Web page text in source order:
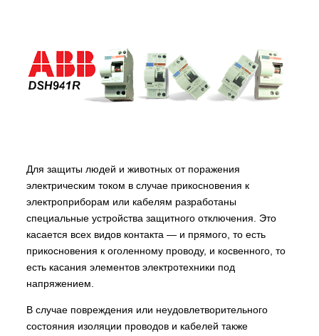
Для защиты людей и животных от поражения
электрическим током в случае прикосновения к
электроприборам или кабелям разработаны
специальные устройства защитного отключения. Это
касается всех видов контакта — и прямого, то есть
прикосновения к оголенному проводу, и косвенного, то
есть касания элементов электротехники под
напряжением.
В случае повреждения или неудовлетворительного
состояния изоляции проводов и кабелей также